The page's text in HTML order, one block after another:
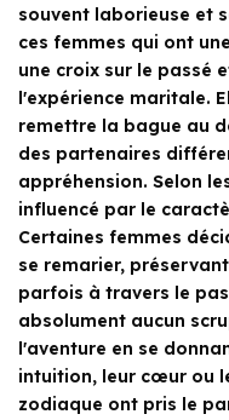
souvent laborieuse et
ces femmes qui ont
une croix sur le passé
l'expérience maritale.
remettre la bague au
des partenaires
appréhension. Selon
influencé par le
Certaines femmes
se remarier,
parfois à travers le
absolument aucun
l'aventure en se
intuition, leur cœur ou
zodiaque ont pris le